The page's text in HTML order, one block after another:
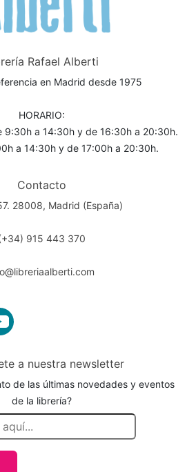
Rafael Alberti
en Madrid desde 1975
HORARIO:
9:30h a 14:30h y de 16:30h a 20:30h.
a 14:30h y de 17:00h a 20:30h.
Contacto
28008, Madrid (España)
915 443 370
a nuestra newsletter
de las últimas novedades y eventos
de la librería?